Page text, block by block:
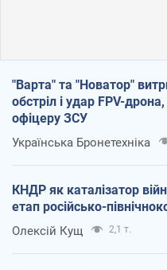
"Варта" та "Новатор"
обстріл і удар FPV-
офіцеру ЗСУ
Українська Бронетехніка
КНДР як каталізатор
етап російсько-
Олексій Кущ 2,1 т.